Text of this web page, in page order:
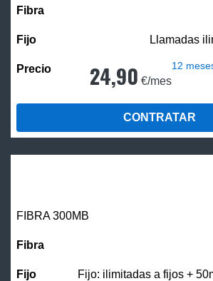
Llamadas
24,90 €/mes
12
CONTRATAR
FIBRA 300MB
Fijo: ilimitadas a fijos +